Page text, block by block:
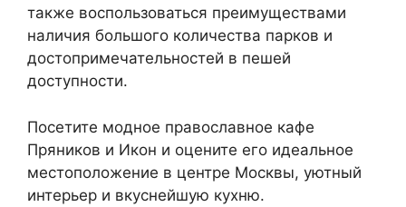
также воспользоваться преимуществами
наличия большого количества парков и
достопримечательностей в пешей
доступности.
Посетите модное православное кафе
Пряников и Икон и оцените его идеальное
местоположение в центре Москвы, уютный
интерьер и вкуснейшую кухню.